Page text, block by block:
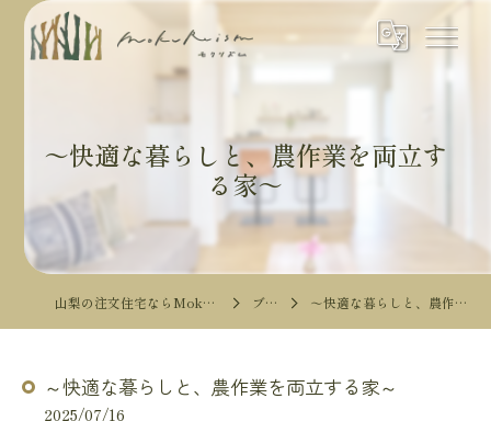
～快適な暮らしと、農作業を両立す
る家～
山梨の注文住宅ならMokureismモクリズム ブログ ～快適な暮らしと、農作業を両立する家～
～快適な暮らしと、農作業を両立する家～
2025/07/16